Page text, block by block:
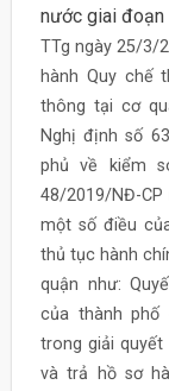
nước giai
TTg ngày 25/3/
hành Quy chế
thông tại cơ
Nghị định số
phủ về kiểm
48/2019/NĐ-
một số điều
thủ tục hành
quận như:
của thành
trong giải
và trả hồ sơ